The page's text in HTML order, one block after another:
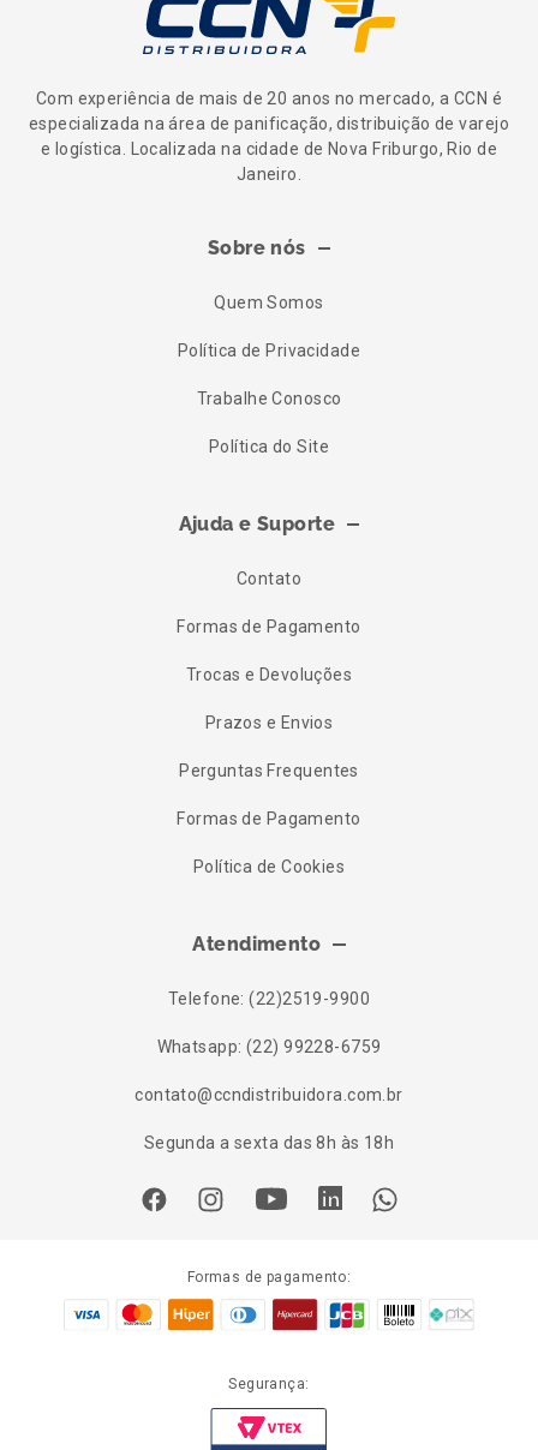
Com experiência de mais de 20 anos no mercado, a CCN é
especializada na área de panificação, distribuição de varejo
e logística. Localizada na cidade de Nova Friburgo, Rio de
Janeiro.
Sobre nós
Quem Somos
Política de Privacidade
Trabalhe Conosco
Política do Site
Ajuda e Suporte
Contato
Formas de Pagamento
Trocas e Devoluções
Prazos e Envios
Perguntas Frequentes
Formas de Pagamento
Política de Cookies
Atendimento
Telefone: (22)2519-9900
Whatsapp: (22) 99228-6759
contato@ccndistribuidora.com.br
Segunda a sexta das 8h às 18h
Formas de pagamento:
Segurança: